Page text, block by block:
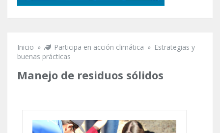
Se encuentra usted aquí
Inicio » Participa en acción climática » Estrategias y
buenas prácticas
Manejo de residuos sólidos